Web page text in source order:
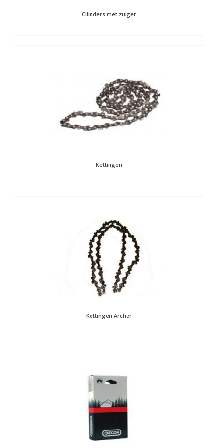
Cilinders met zuiger
Kettingen
Kettingen Archer